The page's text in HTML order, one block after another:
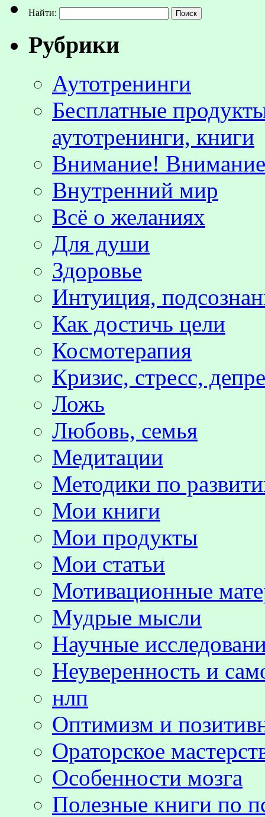
Найти:
Рубрики
Аутотренинги
Бесплатные
аутотренинги, книги
Внимание!
Внутренний мир
Всё о желаниях
Для души
Здоровье
Интуиция,
Как достичь цели
Космотерапия
Кризис, стресс,
Ложь
Любовь, семья
Медитации
Методики по
Мои книги
Мои продукты
Мои статьи
Мотивационные
Мудрые мысли
Научные
Неуверенность и
нлп
Оптимизм и
Ораторское
Особенности мозга
Полезные книги по